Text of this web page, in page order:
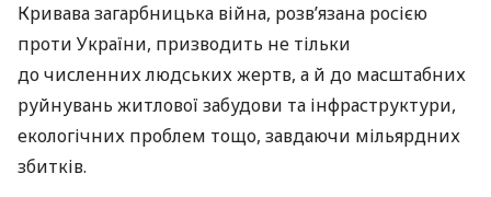
Кривава загарбницька війна, розв’язана росією
проти України, призводить не тільки
до численних людських жертв, а й до масштабних
руйнувань житлової забудови та інфраструктури,
екологічних проблем тощо, завдаючи мільярдних
збитків.